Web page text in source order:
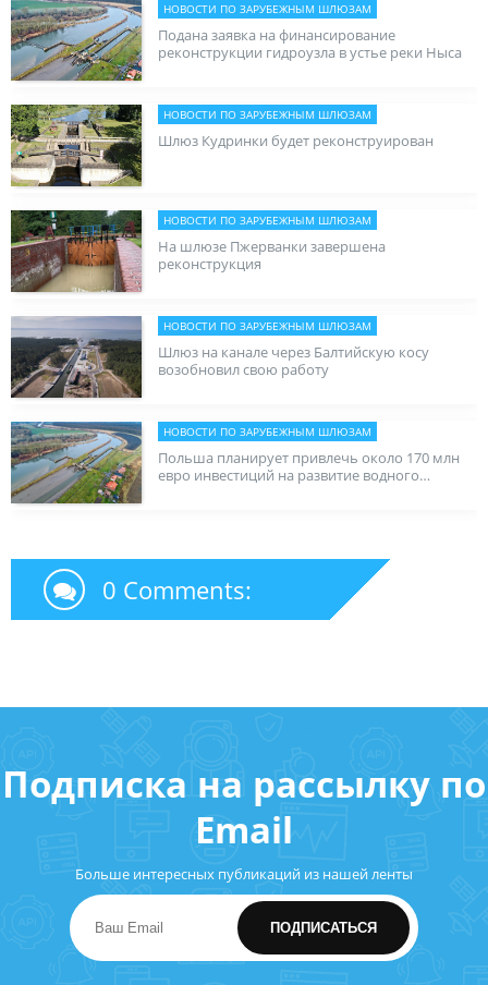
НОВОСТИ ПО ЗАРУБЕЖНЫМ ШЛЮЗАМ
Подана заявка на финансирование
реконструкции гидроузла в устье реки Ныса
НОВОСТИ ПО ЗАРУБЕЖНЫМ ШЛЮЗАМ
Шлюз Кудринки будет реконструирован
НОВОСТИ ПО ЗАРУБЕЖНЫМ ШЛЮЗАМ
На шлюзе Пжерванки завершена
реконструкция
НОВОСТИ ПО ЗАРУБЕЖНЫМ ШЛЮЗАМ
Шлюз на канале через Балтийскую косу
возобновил свою работу
НОВОСТИ ПО ЗАРУБЕЖНЫМ ШЛЮЗАМ
Польша планирует привлечь около 170 млн
евро инвестиций на развитие водного
0 Comments:
Подписка на рассылку по
Email
Больше интересных публикаций из нашей ленты